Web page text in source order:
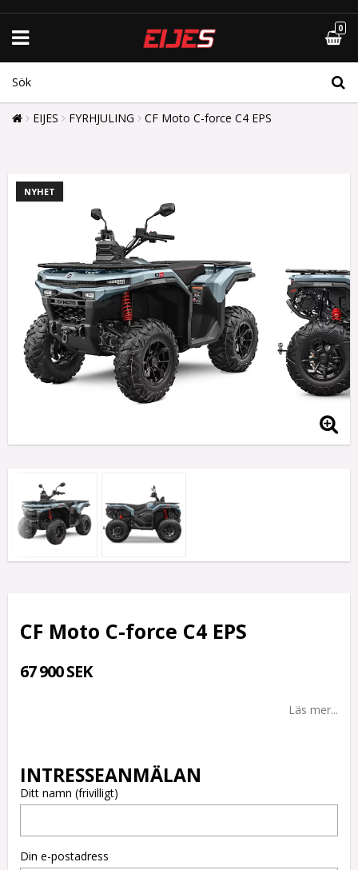
0
EIJES FYRHJULING CF Moto C-force C4 EPS
NYHET
CF Moto C-force C4 EPS
67 900 SEK
Läs mer...
Ditt namn (frivilligt)
Din e-postadress